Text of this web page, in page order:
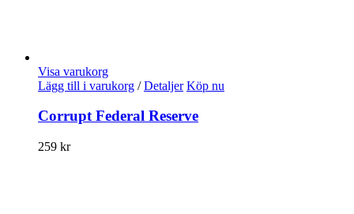
Visa varukorg
Lägg till i varukorg / Detaljer Köp nu
Corrupt Federal Reserve
259 kr